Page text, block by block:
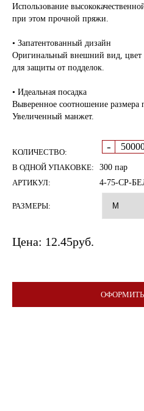
Использование
при этом прочной пряжи.
• Запатентованный дизайн
Оригинальный внешний вид,
для защиты от подделок.
• Идеальная посадка
Выверенное соотношение размера
Увеличенный манжет.
КОЛИЧЕСТВО: -
В ОДНОЙ УПАКОВКЕ:
300 пар
АРТИКУЛ:
4-75-СР-
РАЗМЕРЫ:
Цена: 12.45руб.
ОФОРМИТЬ